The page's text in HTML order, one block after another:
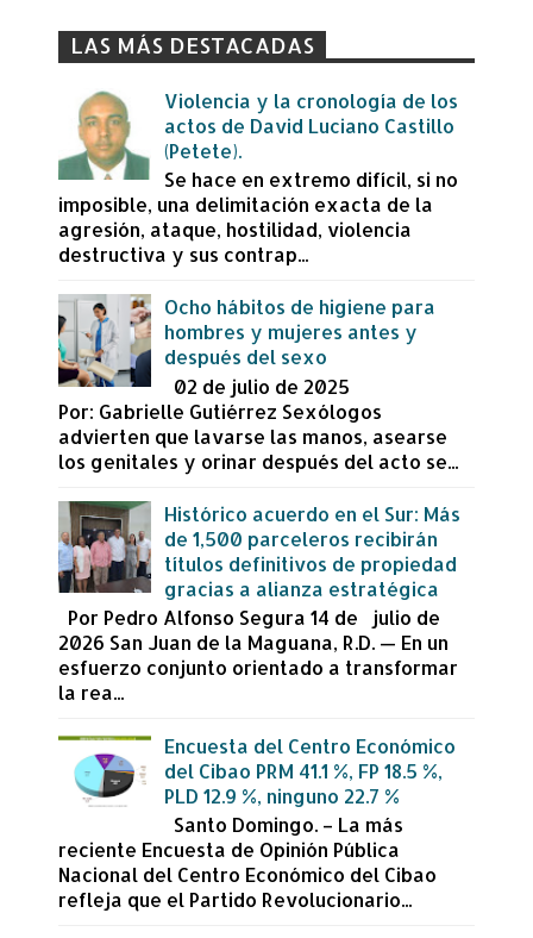
LAS MÁS DESTACADAS
Violencia y la cronología de los
actos de David Luciano Castillo
(Petete).
Se hace en extremo difícil, si no
imposible, una delimitación exacta de la
agresión, ataque, hostilidad, violencia
destructiva y sus contrap...
Ocho hábitos de higiene para
hombres y mujeres antes y
después del sexo
02 de julio de 2025
Por: Gabrielle Gutiérrez Sexólogos
advierten que lavarse las manos, asearse
los genitales y orinar después del acto se...
Histórico acuerdo en el Sur: Más
de 1,500 parceleros recibirán
títulos definitivos de propiedad
gracias a alianza estratégica
Por Pedro Alfonso Segura 14 de julio de
2026 San Juan de la Maguana, R.D. — En un
esfuerzo conjunto orientado a transformar
la rea...
Encuesta del Centro Económico
del Cibao PRM 41.1 %, FP 18.5 %,
PLD 12.9 %, ninguno 22.7 %
Santo Domingo. – La más
reciente Encuesta de Opinión Pública
Nacional del Centro Económico del Cibao
refleja que el Partido Revolucionario...